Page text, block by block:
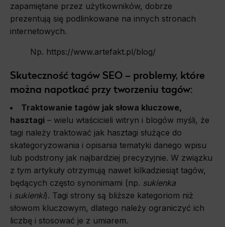
zapamiętane przez użytkowników, dobrze
prezentują się podlinkowane na innych stronach
internetowych.
Np. https://www.artefakt.pl/blog/
Skuteczność tagów SEO – problemy, które
można napotkać przy tworzeniu tagów:
Traktowanie tagów jak słowa kluczowe,
hasztagi – wielu właścicieli witryn i blogów myśli, że
tagi należy traktować jak hasztagi służące do
skategoryzowania i opisania tematyki danego wpisu
lub podstrony jak najbardziej precyzyjnie. W związku
z tym artykuły otrzymują nawet kilkadziesiąt tagów,
będących często synonimami (np. sukienka
i sukienki). Tagi strony są bliższe kategoriom niż
słowom kluczowym, dlatego należy ograniczyć ich
liczbę i stosować je z umiarem.